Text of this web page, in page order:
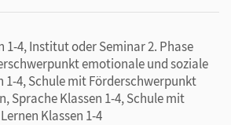
1-4, Institut oder Seminar 2. Phase
emotionale und soziale
1-4, Schule mit Förderschwerpunkt
Sprache Klassen 1-4, Schule mit
Klassen 1-4